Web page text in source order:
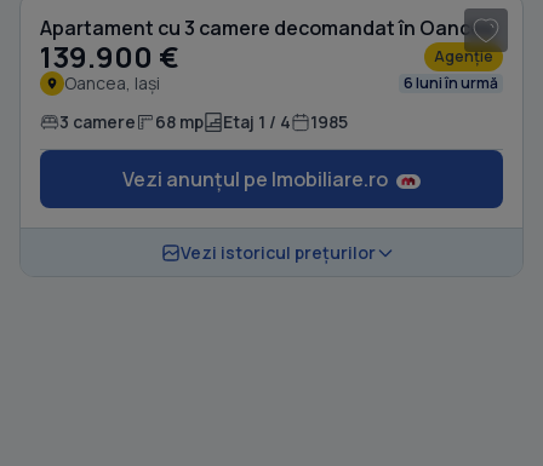
Apartament cu 3 camere decomandat în Oancea
139.900 € Agenție
Oancea, Iași 6 luni în urmă
3 camere 68 mp Etaj 1 / 4 1985
Vezi anunțul pe Imobiliare.ro
Vezi istoricul prețurilor